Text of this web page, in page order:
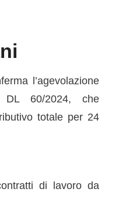
l’agevolazione
DL 60/2024, che
totale per 24
di lavoro da